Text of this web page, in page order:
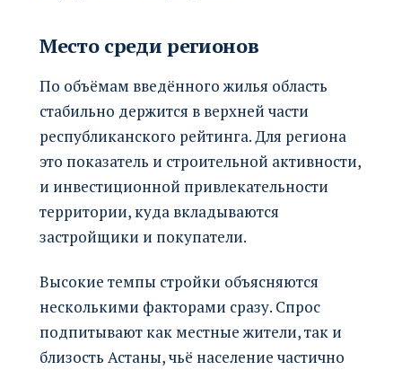
Место среди регионов
По объёмам введённого жилья область
стабильно держится в верхней части
республиканского рейтинга. Для региона
это показатель и строительной активности,
и инвестиционной привлекательности
территории, куда вкладываются
застройщики и покупатели.
Высокие темпы стройки объясняются
несколькими факторами сразу. Спрос
подпитывают как местные жители, так и
близость Астаны, чьё население частично